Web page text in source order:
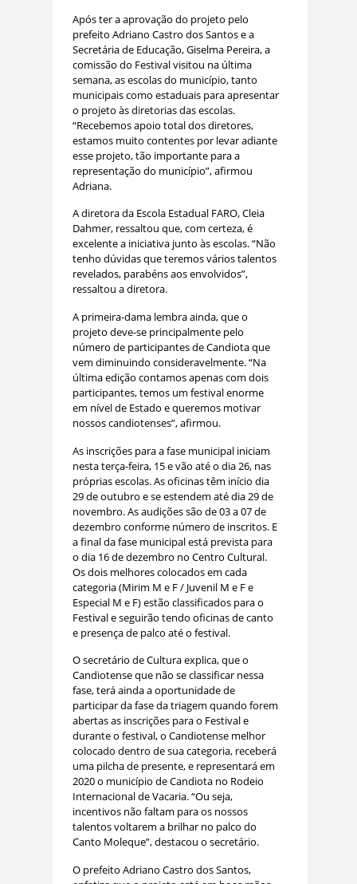
Após ter a aprovação do projeto pelo
prefeito Adriano Castro dos Santos e a
Secretária de Educação, Giselma Pereira, a
comissão do Festival visitou na última
semana, as escolas do município, tanto
municipais como estaduais para apresentar
o projeto às diretorias das escolas.
“Recebemos apoio total dos diretores,
estamos muito contentes por levar adiante
esse projeto, tão importante para a
representação do município”, afirmou
Adriana.
A diretora da Escola Estadual FARO, Cleia
Dahmer, ressaltou que, com certeza, é
excelente a iniciativa junto às escolas. “Não
tenho dúvidas que teremos vários talentos
revelados, parabéns aos envolvidos”,
ressaltou a diretora.
A primeira-dama lembra ainda, que o
projeto deve-se principalmente pelo
número de participantes de Candiota que
vem diminuindo consideravelmente. “Na
última edição contamos apenas com dois
participantes, temos um festival enorme
em nível de Estado e queremos motivar
nossos candiotenses”, afirmou.
As inscrições para a fase municipal iniciam
nesta terça-feira, 15 e vão até o dia 26, nas
próprias escolas. As oficinas têm início dia
29 de outubro e se estendem até dia 29 de
novembro. As audições são de 03 a 07 de
dezembro conforme número de inscritos. E
a final da fase municipal está prevista para
o dia 16 de dezembro no Centro Cultural.
Os dois melhores colocados em cada
categoria (Mirim M e F / Juvenil M e F e
Especial M e F) estão classificados para o
Festival e seguirão tendo oficinas de canto
e presença de palco até o festival.
O secretário de Cultura explica, que o
Candiotense que não se classificar nessa
fase, terá ainda a oportunidade de
participar da fase da triagem quando forem
abertas as inscrições para o Festival e
durante o festival, o Candiotense melhor
colocado dentro de sua categoria, receberá
uma pilcha de presente, e representará em
2020 o município de Candiota no Rodeio
Internacional de Vacaria. “Ou seja,
incentivos não faltam para os nossos
talentos voltarem a brilhar no palco do
Canto Moleque”, destacou o secretário.
O prefeito Adriano Castro dos Santos,